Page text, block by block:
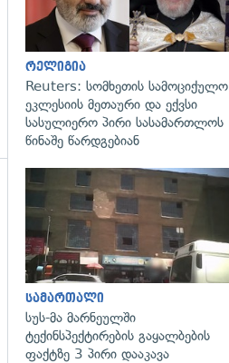
გადახედვა
რელიგია
Reuters: სომხეთის სამოციქულო
ეკლესიის მეთაური და ექვსი
სასულიერო პირი სასამართლოს
წინაშე წარდგებიან
სამართალი
სუს-მა მარნეულში
ტექინსპექტირების გაყალბების
ფაქტზე 3 პირი დააკავა